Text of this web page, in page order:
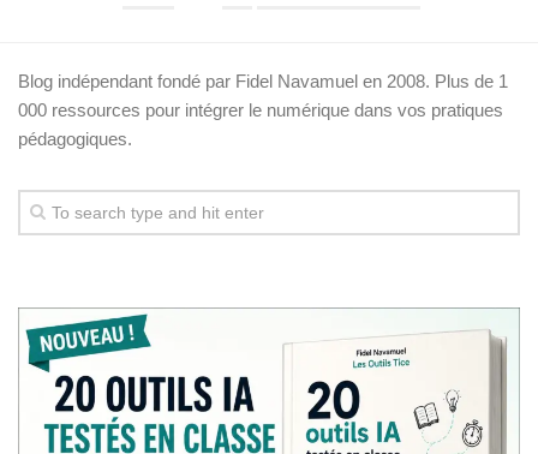
Blog indépendant fondé par Fidel Navamuel en 2008. Plus de 1
000 ressources pour intégrer le numérique dans vos pratiques
pédagogiques.